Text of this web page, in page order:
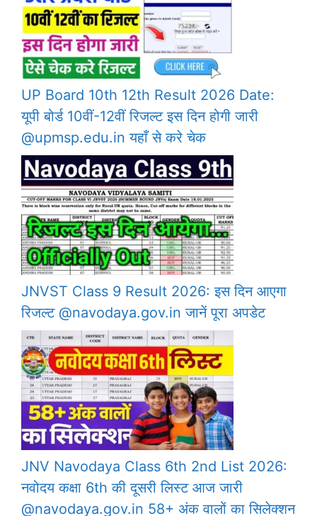
UP Board 10th 12th Result 2026 Date:
यूपी बोर्ड 10वीं-12वीं रिजल्ट इस दिन होगी जारी
@upmsp.edu.in यहाँ से करे चेक
JNVST Class 9 Result 2026: इस दिन आएगा
रिजल्ट @navodaya.gov.in जानें पूरा अपडेट
JNV Navodaya Class 6th 2nd List 2026:
नवोदय कक्षा 6th की दूसरी लिस्ट आज जारी
@navodaya.gov.in 58+ अंक वालों का सिलेक्शन